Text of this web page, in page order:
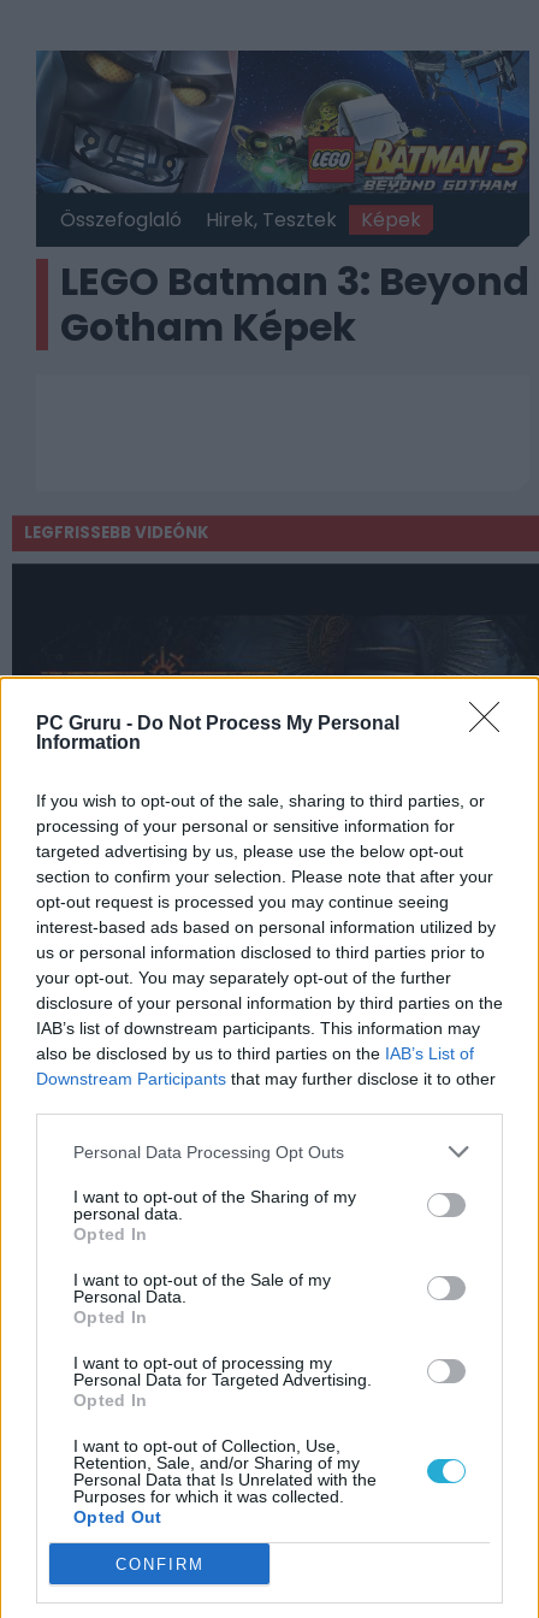
PC Gruru - Do Not Process My Personal
Information
If you wish to opt-out of the sale, sharing to third parties, or
processing of your personal or sensitive information for
targeted advertising by us, please use the below opt-out
section to confirm your selection. Please note that after your
opt-out request is processed you may continue seeing
interest-based ads based on personal information utilized by
us or personal information disclosed to third parties prior to
your opt-out. You may separately opt-out of the further
disclosure of your personal information by third parties on the
IAB’s list of downstream participants. This information may
also be disclosed by us to third parties on the IAB’s List of
Downstream Participants that may further disclose it to other
Personal Data Processing Opt Outs
I want to opt-out of the Sharing of my
personal data.
Opted In
I want to opt-out of the Sale of my
Personal Data.
Opted In
I want to opt-out of processing my
Personal Data for Targeted Advertising.
Opted In
I want to opt-out of Collection, Use,
Retention, Sale, and/or Sharing of my
Personal Data that Is Unrelated with the
Purposes for which it was collected.
Opted Out
CONFIRM
Összefoglaló Hirek, Tesztek Képek
LEGO Batman 3: Beyond
Gotham Képek
LEGFRISSEBB VIDEÓNK
ESPORT1 HÍREK
A TikTokon kísérelt meg
öngyilkosságot Perez